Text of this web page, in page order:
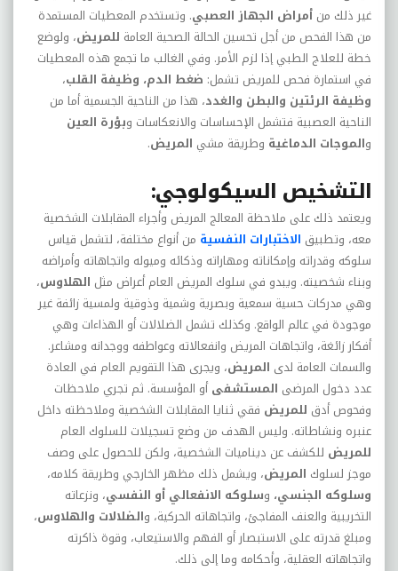
غير ذلك من أمراض الجهاز العصبي. وتستخدم المعطيات المستمدة
من هذا الفحص من أجل تحسين الحالة الصحية العامة للمريض، ولوضع
خطة للعلاج الطبي إذا لزم الأمر. وفي الغالب ما تجمع هذه المعطيات
في استمارة فحص للمريض تشمل: ضغط الدم، وظيفة القلب،
وظيفة الرئتين والبطن والغدد، هذا من الناحية الجسمية أما من
الناحية العصبية فتشمل الإحساسات والانعكاسات وبؤرة العين
والموجات الدماغية وطريقة مشي المريض.
التشخيص السيكولوجي:
ويعتمد ذلك على ملاحظة المعالج المريض وأجراء المقابلات الشخصية
معه، وتطبيق الاختبارات النفسية من أنواع مختلفة، لتشمل قياس
سلوكه وقدراته وإمكاناته ومهاراته وذكائه وميوله واتجاهاته وأمراضه
وبناء شخصيته. ويبدو في سلوك المريض العام أعراض مثل الهلاوس،
وهي مدركات حسية سمعية وبصرية وشمية وذوقية ولمسية زائفة غير
موجودة في عالم الواقع. وكذلك تشمل الضلالات أو الهذاءات وهي
أفكار زائغة، واتجاهات المريض وانفعالاته وعواطفه ووجدانه ومشاعر.
والسمات العامة لدى المريض، ويجرى هذا التقويم العام في العادة
عدد دخول المرضى المستشفىأو المؤسسة. ثم تجري ملاحظات
وفحوص أدق للمريض فقي ثنايا المقابلات الشخصية وملاحظته داخل
عنبره ونشاطاته. وليس الهدف من وضع تسجيلات للسلوك العام
للمريض للكشف عن ديناميات الشخصية، ولكن للحصول على وصف
موجز لسلوك المريض، ويشمل ذلك مظهر الخارجي وطريقة كلامه،
وسلوكه الجنسي، وسلوكه الانفعالي أو النفسي، ونزعاته
التخريبية والعنف المفاجئ، واتجاهاته الحركية، والضلالات والهلاوس،
ومبلغ قدرته على الاستبصار أو الفهم والاستيعاب، وقوة ذاكرته
واتجاهاته العقلية، وأحكامه وما إلى ذلك.